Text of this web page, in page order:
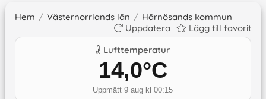
Hem / Västernorrlands län / Härnösands kommun
Uppdatera
Lägg till favorit
Lufttemperatur
14,0°C
Uppmätt 9 aug kl 00:15